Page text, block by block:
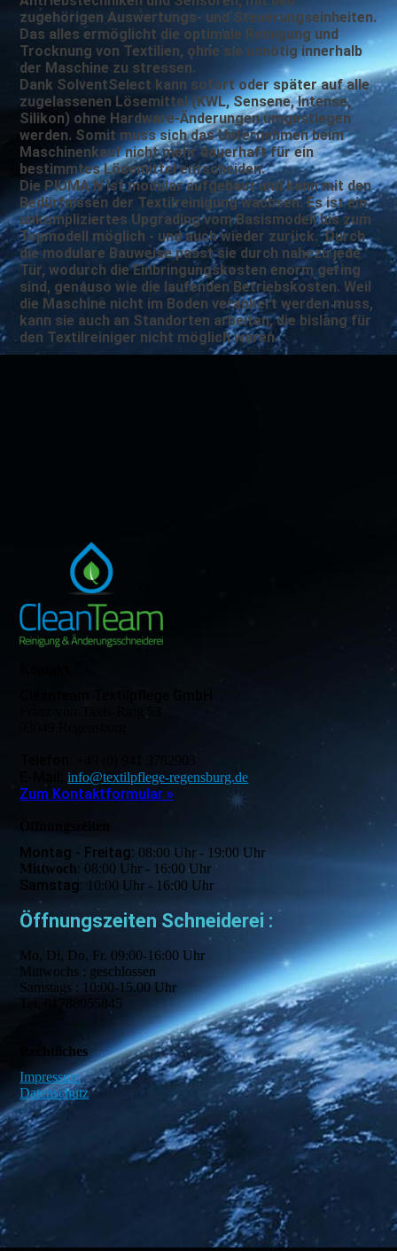
zugehörigen Auswertungs- und Steuerungseinheiten.
Das alles ermöglicht die optimale Reinigung und
Trocknung von Textilien, ohne sie unnötig innerhalb
der Maschine zu stressen.
Dank SolventSelect kann sofort oder später auf alle
zugelassenen Lösemittel (KWL, Sensene, Intense,
Silikon) ohne Hardware-Änderungen umgestiegen
werden. Somit muss sich das Unternehmen beim
Maschinenkauf nicht mehr dauerhaft für ein
bestimmtes Lösemittel entscheiden.
Die PIUMA N ist modular aufgebaut und kann mit den
Bedürfnissen der Textilreinigung wachsen. Es ist ein
unkompliziertes Upgrading vom Basismodell bis zum
Topmodell möglich - und auch wieder zurück. Durch
die modulare Bauweise passt sie durch nahezu jede
Tür, wodurch die Einbringungskosten enorm gering
sind, genauso wie die laufenden Betriebskosten. Weil
die Maschine nicht im Boden verankert werden muss,
kann sie auch an Standorten arbeiten, die bislang für
den Textilreiniger nicht möglich waren.
+49 (0) 941 3782903
info@textilpflege-regensburg.de
Zum Kontaktformular »
Montag - Freitag: 08:00 Uhr - 19:00 Uhr
Mittwoch: 08:00 Uhr - 16:00 Uhr
Samstag: 10:00 Uhr - 16:00 Uhr
Öffnungszeiten Schneiderei :
Mo, Di, Do, Fr. 09:00-16:00 Uhr
Mittwochs : geschlossen
Samstags : 10:00-15.00 Uhr
Tel. 01788055845
Rechtliches
Impressum
Datenschutz